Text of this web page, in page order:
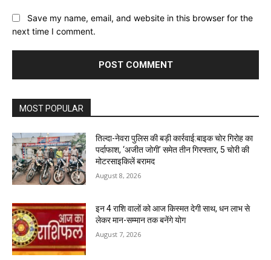
Save my name, email, and website in this browser for the
next time I comment.
MOST POPULAR
तिल्दा-नेवरा पुलिस की बड़ी कार्रवाई:बाइक चोर गिरोह का
पर्दाफाश, ‘अजीत जोगी’ समेत तीन गिरफ्तार, 5 चोरी की
मोटरसाइकिलें बरामद
August 8, 2026
इन 4 राशि वालों को आज किस्मत देगी साथ, धन लाभ से
लेकर मान-सम्मान तक बनेंगे योग
August 7, 2026